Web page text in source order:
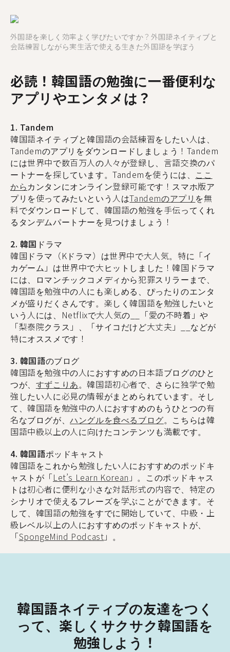
外国語を楽しく効率よく学びたいですか？外国語ネイティブと
会話練習しながら実生活で使える生きた外国語を学ぼう
必読！韓国語の勉強に一番便利な
アプリやエンタメは？
1. Tandem
韓国語ネイティブと韓国語の会話練習をしたい人は、
Tandemのアプリをダウンロードしましょう！Tandem
には世界中で数百万人の人々が登録し、言語交換のパ
ートナーを探しています。Tandemを使うには、 ここ
からカンタンにオンライン登録可能です！スマホ版ア
プリを使ってみたいという人はTandemのアプリ を無
料でダウンロードして、韓国語の勉強を手伝ってくれ
るタンデムパートナーを見つけましょう！
2. 韓国ドラマ
韓国ドラマ（Kドラマ）は世界中で大人気。特に「イ
カゲーム」は世界中で大ヒットしました！韓国ドラマ
には、ロマンチックコメディから犯罪スリラーまで、
韓国語を勉強中の人にも楽しめる、ぴったりのエンタ
メが盛りだくさんです。楽しく韓国語を勉強したいと
いう人には、Netflixで大人気の__「愛の不時着」や
「梨泰院クラス」
「サイコだけど大丈夫」__などが
特にオススメです！
3. 韓国語のブログ
韓国語を勉強中の人におすすめの日本語ブログのひと
つが、 すずこりあ。韓国語初心者で、さらに独学で勉
強したい人に必見の情報がまとめられています。そし
て、韓国語を勉強中の人におすすめのもうひとつの有
名なブログが、ハングルを食べるブログ。こちらは韓
国語中級以上の人に向けたコンテンツも満載です。
4. 韓国語ポッドキャスト
韓国語をこれから勉強したい人におすすめのポッドキ
ャストが「Let’s Learn Korean 」。このポッドキャス
トは初心者に便利な小さな対話形式の内容で、特定の
シナリオで使えるフレーズを学ぶことができます。そ
して、韓国語の勉強をすでに開始していて、中級・上
級レベル以上の人におすすめのポッドキャストが、
「SpongeMind Podcast 」。
韓国語ネイティブの友達をつく
って、楽しくサクサク韓国語を
勉強しよう！